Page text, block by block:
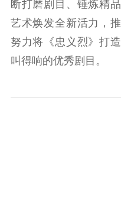
断打磨剧目、锤炼精
艺术焕发全新活力，
努力将《忠义烈》打
叫得响的优秀剧目。